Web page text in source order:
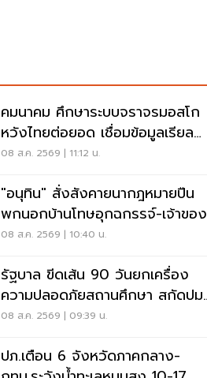
คมนาคม ศึกษาระบบจราจรมอสโก
หวังไทยต่อยอด เชื่อมข้อมูลเรียล
ไทม์ แก้รถติด
08 ส.ค. 2569 | 11:12 น.
"อนุทิน" สั่งสังคายนากฎหมายปืน
พกนอกบ้านโทษอุกฉกรรจ์-เจ้าของ
โดนหนัก
08 ส.ค. 2569 | 10:40 น.
รัฐบาล ขีดเส้น 90 วันยกเครื่อง
ความปลอดภัยสถานศึกษา สกัดปม
บูลลี่
08 ส.ค. 2569 | 09:39 น.
ปภ.เตือน 6 จังหวัดภาคกลาง-